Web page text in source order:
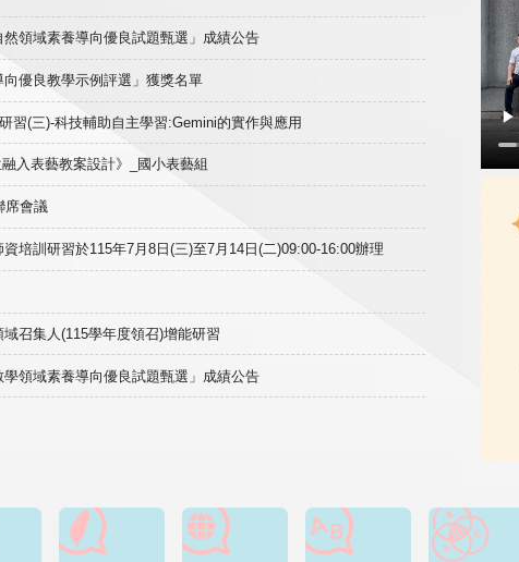
領域素養導向優良試題甄選」成績公告
優良教學示例評選」獲獎名單
習(三)-科技輔助自主學習:Gemini的實作與應用
入表藝教案設計》_國小表藝組
席會議
培訓研習於115年7月8日(三)至7月14日(二)09:00-16:00辦理
召集人(115學年度領召)增能研習
領域素養導向優良試題甄選」成績公告